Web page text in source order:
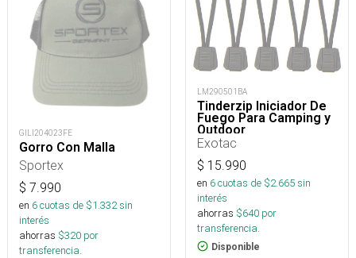
GILI204023FE
Gorro Con Malla
Sportex
$ 7.990
en 6cuotas de $1.332sin
interés
ahorras $320 por
transferencia.
LM290501BA
Tinderzip Iniciador De
Fuego Para Camping y
Outdoor
Exotac
$ 15.990
en 6cuotas de $2.665sin
interés
ahorras $640 por
transferencia.
Disponible